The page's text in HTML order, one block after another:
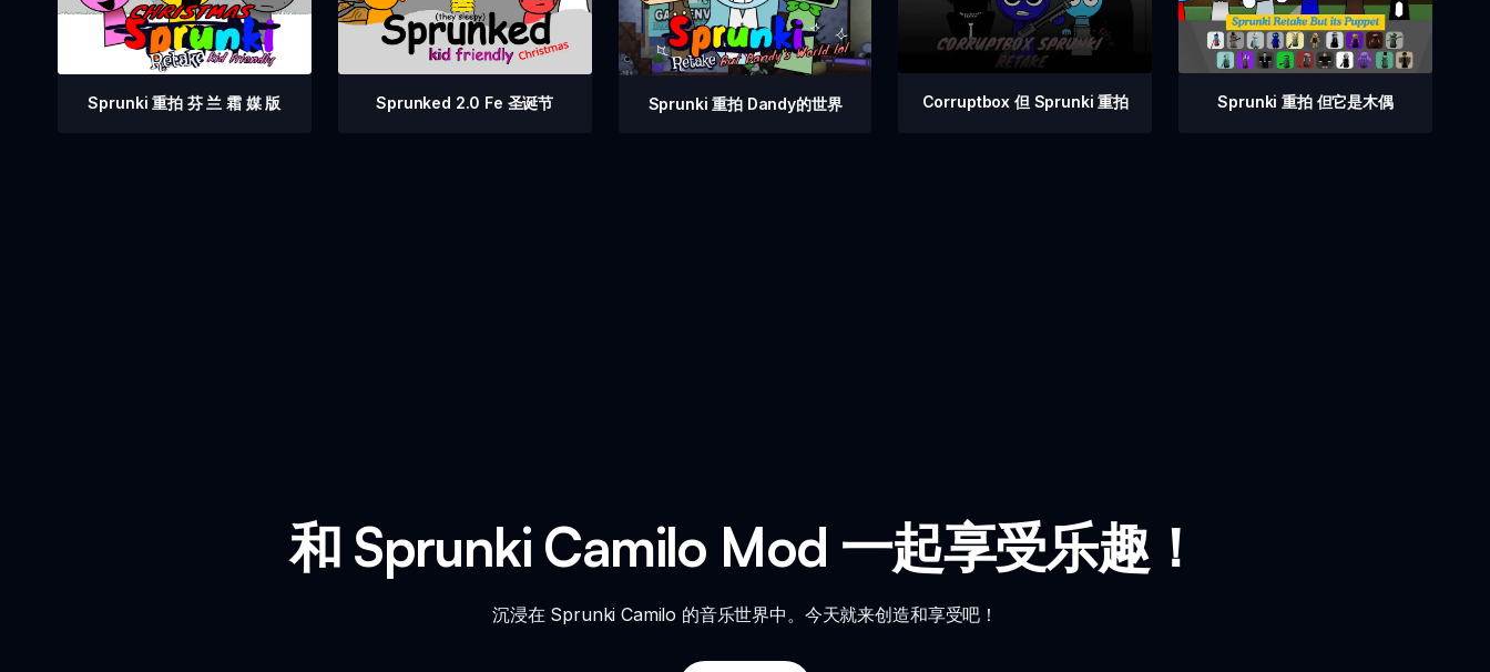
Sprunki 重拍 芬 兰 霜 媒 版 Sprunked 2.0 Fe 圣诞节 Sprunki 重拍 Dandy的世界 Corruptbox 但 Sprunki 重拍 Sprunki 重拍 但它是木偶
和 Sprunki Camilo Mod 一起享受乐趣！
沉浸在 Sprunki Camilo 的音乐世界中。今天就来创造和享受吧！